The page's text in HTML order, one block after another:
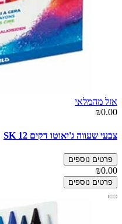
אזל מהמלאי
₪0.00
צבעי שעווה ג'יאוטו דקים 12 SK
פרטים נוספים
₪0.00
פרטים נוספים